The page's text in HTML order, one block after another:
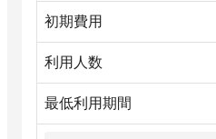
初期費用
利用人数
最低利用期間